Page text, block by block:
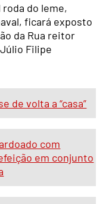
do leme,
ficará exposto
da Rua reitor
Filipe
de volta a “casa”
com
em conjunto